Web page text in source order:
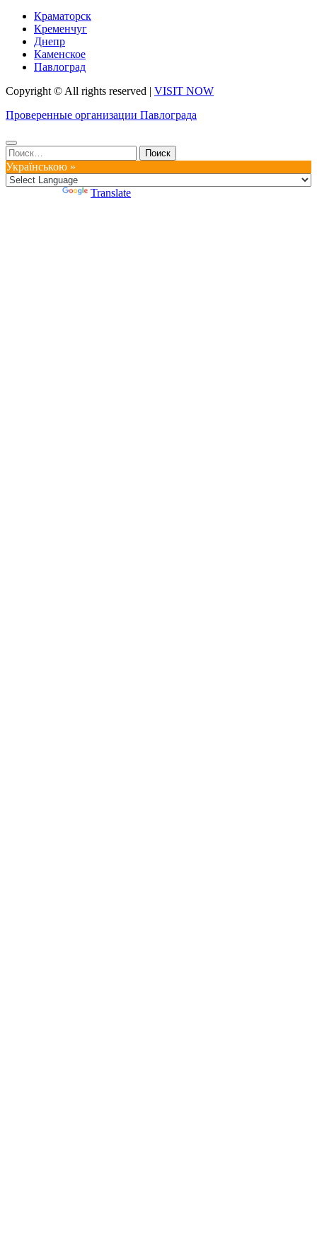
Краматорск
Кременчуг
Днепр
Каменское
Павлоград
Copyright © All rights reserved | VISIT NOW
Проверенные организации Павлограда
Найти:
Українською »
Translate